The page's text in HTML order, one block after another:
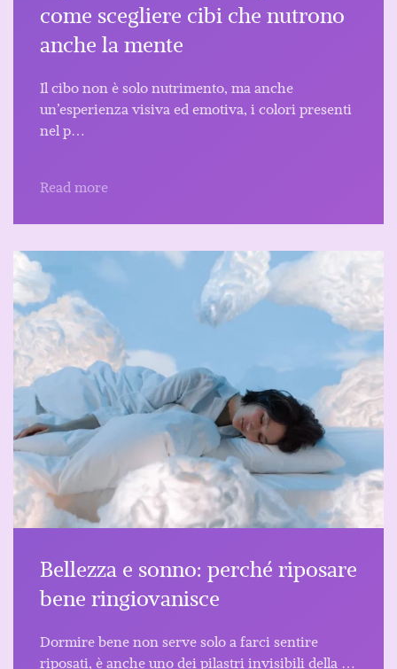
come scegliere cibi che nutrono
anche la mente
Il cibo non è solo nutrimento, ma anche
un’esperienza visiva ed emotiva, i colori presenti
nel p…
Read more
Bellezza e sonno: perché riposare
bene ringiovanisce
Dormire bene non serve solo a farci sentire
riposati, è anche uno dei pilastri invisibili della …